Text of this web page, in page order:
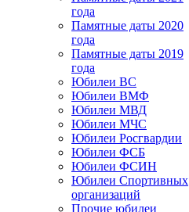
года
Памятные даты 2020
года
Памятные даты 2019
года
Юбилеи ВС
Юбилеи ВМФ
Юбилеи МВД
Юбилеи МЧС
Юбилеи Росгвардии
Юбилеи ФСБ
Юбилеи ФСИН
Юбилеи Спортивных
организаций
Прочие юбилеи